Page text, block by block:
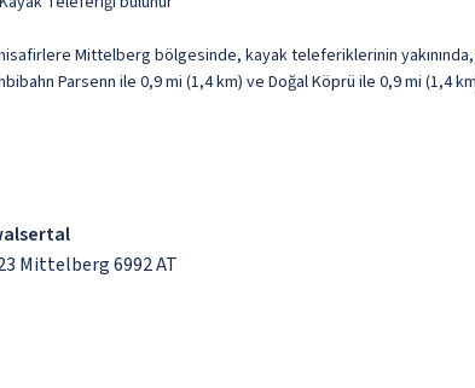
Mittelberg bölgesinde, kayak teleferiklerinin
Parsenn ile 0,9 mi (1,4 km) ve Doğal Köprü ile 0,9 mi (1,4
Mittelberg 6992 AT